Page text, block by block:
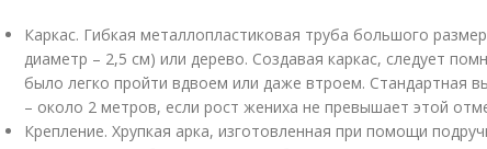
Каркас. Гибкая металлопластиковая труба большого
диаметр – 2,5 см) или дерево. Создавая каркас, следует
было легко пройти вдвоем или даже втроем. Стандартная
– около 2 метров, если рост жениха не превышает этой
Крепление. Хрупкая арка, изготовленная при помощи